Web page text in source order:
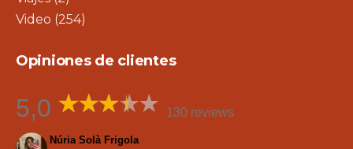
Video (254)
Opiniones de clientes
5,0 130 reviews
Núria Solà Frigola